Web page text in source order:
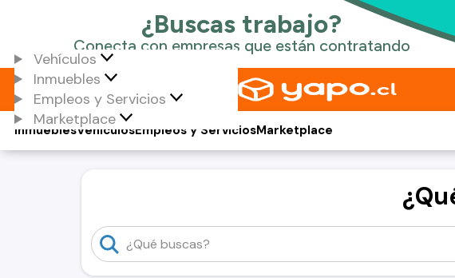
Vehículos
Inmuebles
Empleos y Servicios
Marketplace
Vehículos
Inmuebles Empleos y ServiciosMarketplace